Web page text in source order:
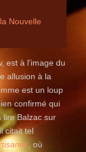
Nouvelle
est à l’image du
allusion à la
est un loup
confirmé qui
lire Balzac sur
citait tel
, où